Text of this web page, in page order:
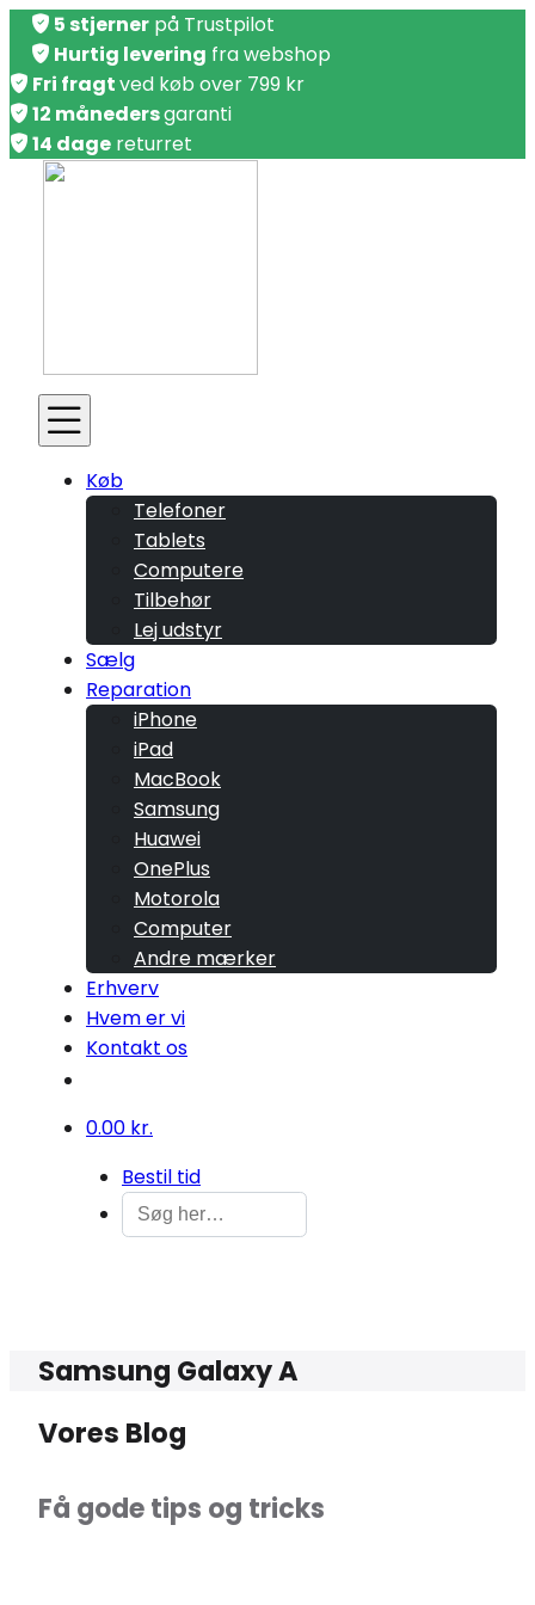
5 stjerner på Trustpilot
Hurtig levering fra webshop
Fri fragtved køb over 799 kr
12 månedersgaranti
14 dage returret
Køb
Telefoner
Tablets
Computere
Tilbehør
Lej udstyr
Sælg
Reparation
iPhone
iPad
MacBook
Samsung
Huawei
OnePlus
Motorola
Computer
Andre mærker
Erhverv
Hvem er vi
Kontakt os
0.00 kr.
Bestil tid
Samsung Galaxy A
Vores Blog
Få gode tips og tricks